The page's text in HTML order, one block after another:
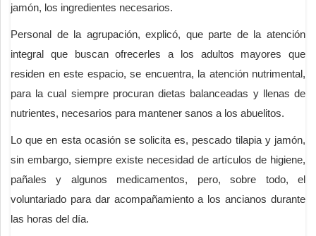
jamón, los ingredientes necesarios.
Personal de la agrupación, explicó, que parte de la atención
integral que buscan ofrecerles a los adultos mayores que
residen en este espacio, se encuentra, la atención nutrimental,
para la cual siempre procuran dietas balanceadas y llenas de
nutrientes, necesarios para mantener sanos a los abuelitos.
Lo que en esta ocasión se solicita es, pescado tilapia y jamón,
sin embargo, siempre existe necesidad de artículos de higiene,
pañales y algunos medicamentos, pero, sobre todo, el
voluntariado para dar acompañamiento a los ancianos durante
las horas del día.